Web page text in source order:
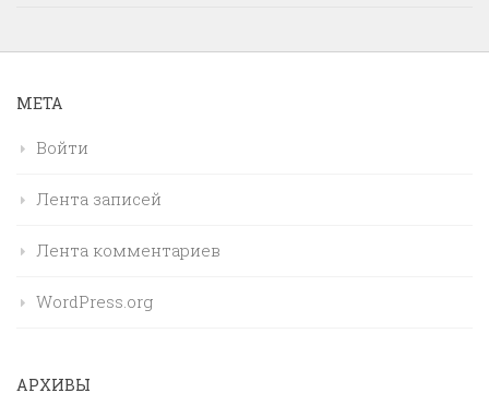
МЕТА
Войти
Лента записей
Лента комментариев
WordPress.org
АРХИВЫ